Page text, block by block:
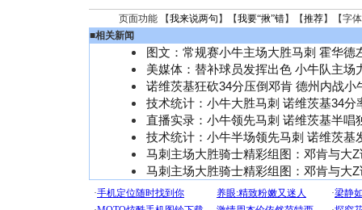
页面功能 【我来说两句 】【我要“揪”错】【推荐】【字
■相关新闻
图文：常规赛小牛主场大胜马刺 霍华德
美媒体：替补球员发挥出色 小牛队主场
诺维茨基狂砍34分压倒邓肯 德州内战小
技术统计：小牛大胜马刺 诺维茨基34分
直播实录：小牛领先马刺 诺维茨基半唱
技术统计：小牛半场领先马刺 诺维茨基
马刺主场大胜骑士精彩组图：邓肯与大
马刺主场大胜骑士精彩组图：邓肯与大